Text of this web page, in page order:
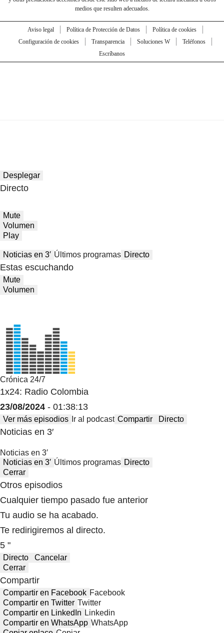
medios que resulten adecuados.
Aviso legal Política de Protección de Datos
Política de cookies
Configuración de cookies
Transparencia Soluciones W
Teléfonos
Escríbanos
Desplegar
Directo
Mute
Volumen
Play
Noticias en 3′ Últimos programas Directo
Estas escuchando
Mute
Volumen
Crónica 24/7
1x24: Radio Colombia
23/08/2024 - 01:38:13
Ver más episodios Ir al podcast Compartir Directo
Noticias en 3′
Noticias en 3′
Noticias en 3′ Últimos programas Directo
Cerrar
Otros episodios
Cualquier tiempo pasado fue anterior
Tu audio se ha acabado.
Te redirigiremos al directo.
5 "
Directo
Cancelar
Cerrar
Compartir
Compartir en Facebook Facebook
Compartir en Twitter Twitter
Compartir en LinkedIn Linkedin
Compartir en WhatsApp WhatsApp